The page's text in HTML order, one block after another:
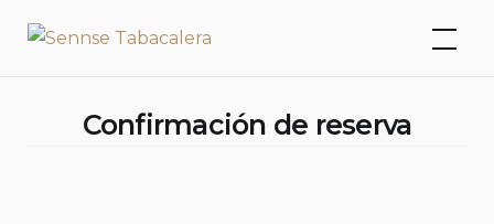
Sennse Tabacalera
Confirmación de reserva